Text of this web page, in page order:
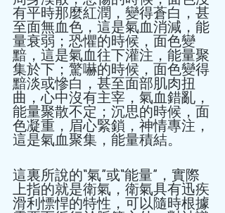
有平時那麼紅潤，變得蒼白，甚
至面無血色，這是氣血消減，能
量衰弱；恐懼的時候，面色變
黯，這是氣血往下灌注，能量聚
集於下；驚嚇的時候，面色變得
黯淡或慘白，甚至面部肌肉扭
曲，心中沒有主宰，氣血錯亂，
能量聚散不定；沉思的時候，面
色凝重，眉心緊鎖，神情專注，
這是氣血聚集，能量積結。
這裏所說的“氣”或“能量”，實際
上指的就是衛氣，衛氣具有迅疾
滑利慓悍的特性，可以隨時根據